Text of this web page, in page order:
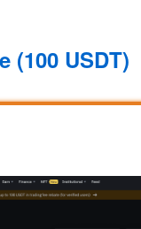
(100 USDT)